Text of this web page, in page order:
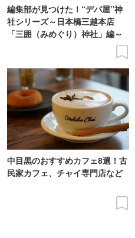
編集部が見つけた！“デパ屋”神
社シリーズ～日本橋三越本店
「三囲（みめぐり）神社」編～
中目黒のおすすめカフェ8選！古
民家カフェ、チャイ専門店など